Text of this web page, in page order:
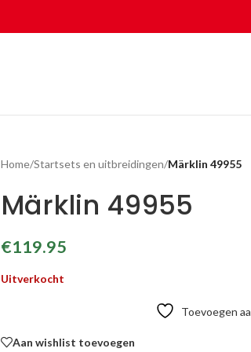
Home/Startsets en uitbreidingen/Märklin 49955
Märklin 49955
€119.95
Uitverkocht
Toevoegen
Aan wishlist toevoegen